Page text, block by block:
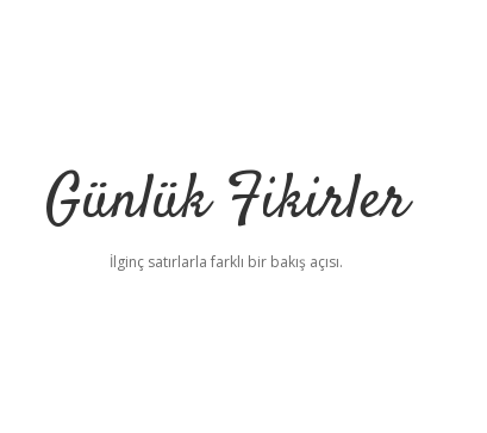
Günlük Fikirler
İlginç satırlarla farklı bir bakış açısı.